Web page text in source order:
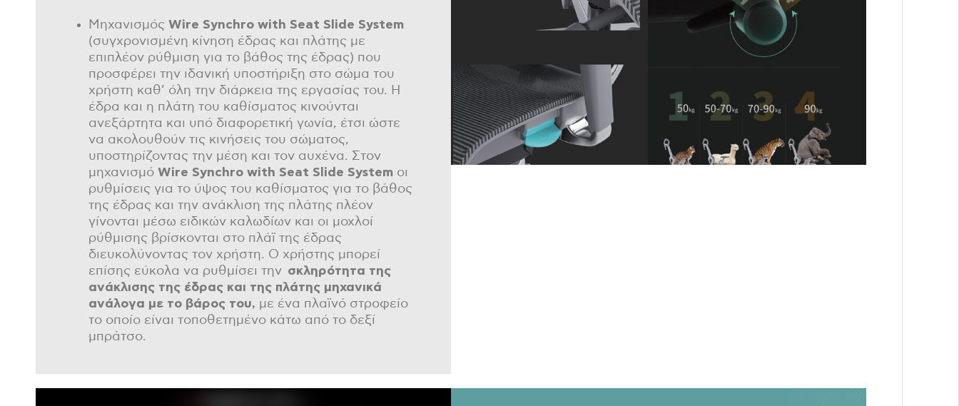
Μηχανισμός Wire Synchro with Seat Slide System
(συγχρονισμένη κίνηση έδρας και πλάτης με
επιπλέον ρύθμιση για το βάθος της έδρας) που
προσφέρει την ιδανική υποστήριξη στο σώμα του
χρήστη καθ’ όλη την διάρκεια της εργασίας του. Η
έδρα και η πλάτη του καθίσματος κινούνται
ανεξάρτητα και υπό διαφορετική γωνία, έτσι ώστε
να ακολουθούν τις κινήσεις του σώματος,
υποστηρίζοντας την μέση και τον αυχένα. Στον
μηχανισμό Wire Synchro with Seat Slide System οι
ρυθμίσεις για το ύψος του καθίσματος για το βάθος
της έδρας και την ανάκλιση της πλάτης πλέον
γίνονται μέσω ειδικών καλωδίων και οι μοχλοί
ρύθμισης βρίσκονται στο πλάϊ της έδρας
διευκολύνοντας τον χρήστη. Ο χρήστης μπορεί
επίσης εύκολα να ρυθμίσει την σκληρότητα της
ανάκλισης της έδρας και της πλάτης μηχανικά
ανάλογα με το βάρος του, με ένα πλαϊνό στροφείο
το οποίο είναι τοποθετημένο κάτω από το δεξί
μπράτσο.